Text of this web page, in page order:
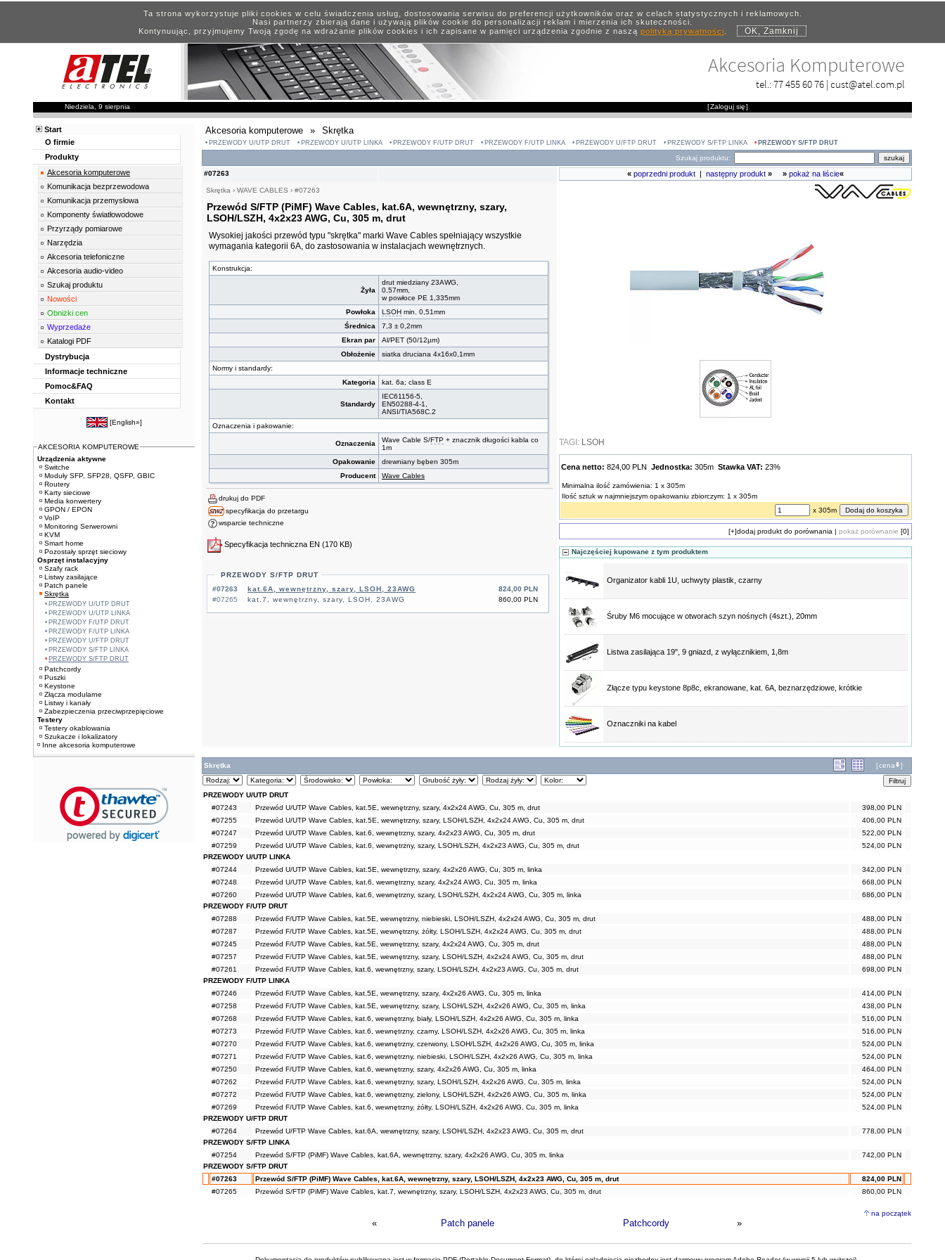
Ta strona wykorzystuje pliki cookies w celu świadczenia usług, dostosowania serwisu do preferencji użytkowników oraz w celach statystycznych i reklamowych.
Nasi partnerzy zbierają dane i używają plików cookie do personalizacji reklam i mierzenia ich skuteczności.
Kontynuując, przyjmujemy Twoją zgodę na wdrażanie plików cookies i ich zapisane w pamięci urządzenia zgodnie z naszą polityką prywatności. OK, Zamknij
Akcesoria Komputerowe
tel.:77 455 60 76 | cust@atel.com.pl
Niedziela, 9 sierpnia [Zaloguj się]
Akcesoria komputerowe » Skrętka
PRZEWODY U/UTP DRUT PRZEWODY U/UTP LINKA PRZEWODY F/UTP DRUT PRZEWODY F/UTP LINKA PRZEWODY U/FTP DRUT PRZEWODY S/FTP LINKA PRZEWODY S/FTP DRUT
Szukaj produktu:
#07263
Skrętka › WAVE CABLES › #07263
Przewód S/FTP (PiMF) Wave Cables, kat.6A, wewnętrzny, szary,
LSOH/LSZH, 4x2x23 AWG, Cu, 305 m, drut
Wysokiej jakości przewód typu "skrętka" marki Wave Cables spełniający wszystkie
wymagania kategorii 6A, do zastosowania w instalacjach wewnętrznych.
Konstrukcja:
Żyła
drut miedziany 23AWG,
0,57mm,
w powłoce PE 1,335mm
Powłoka
LSOH min. 0,51mm
Średnica
7,3 ± 0,2mm
Ekran par
Al/PET (50/12µm)
Obłożenie
siatka druciana 4x16x0,1mm
Normy i standardy:
Kategoria
kat. 6a; class E
Standardy
IEC61156-5,
EN50288-4-1,
ANSI/TIA568C.2
Oznaczenia i pakowanie:
Oznaczenia Wave Cable S/FTP + znacznik długości kabla co
1m
Opakowanie
drewniany bęben 305m
Producent
Wave Cables
drukuj do PDF
specyfikacja do przetargu
wsparcie techniczne
Specyfikacja techniczna EN (170 KB)
PRZEWODY S/FTP DRUT
#07263
824,00 PLN
kat.6A, wewnętrzny, szary, LSOH, 23AWG
#07265
860,00 PLN
kat.7, wewnętrzny, szary, LSOH, 23AWG
« poprzedni produkt następny produkt » » pokaż na liście«
TAGI: LSOH
Cena netto: 824,00 PLN Jednostka: 305m Stawka VAT: 23%
Minimalna ilość zamówienia: 1 x 305m
Ilość sztuk w najmniejszym opakowaniu zbiorczym: 1 x 305m
x 305m
[+]dodaj produkt do porównania | pokaż porównanie [0]
Najczęściej kupowane z tym produktem
Organizator kabli 1U, uchwyty plastik, czarny
Śruby M6 mocujące w otworach szyn nośnych (4szt.), 20mm
Listwa zasilająca 19", 9 gniazd, z wyłącznikiem, 1,8m
Złącze typu keystone 8p8c, ekranowane, kat. 6A, beznarzędziowe, krótkie
Oznaczniki na kabel
Skrętka [cena ]
PRZEWODY U/UTP DRUT
#07243
Przewód U/UTP Wave Cables, kat.5E, wewnętrzny, szary, 4x2x24 AWG, Cu, 305 m, drut
398,00 PLN
#07255
Przewód U/UTP Wave Cables, kat.5E, wewnętrzny, szary, LSOH/LSZH, 4x2x24 AWG, Cu, 305 m, drut
406,00 PLN
#07247
Przewód U/UTP Wave Cables, kat.6, wewnętrzny, szary, 4x2x23 AWG, Cu, 305 m, drut
522,00 PLN
#07259
Przewód U/UTP Wave Cables, kat.6, wewnętrzny, szary, LSOH/LSZH, 4x2x23 AWG, Cu, 305 m, drut
524,00 PLN
PRZEWODY U/UTP LINKA
#07244
Przewód U/UTP Wave Cables, kat.5E, wewnętrzny, szary, 4x2x26 AWG, Cu, 305 m, linka
342,00 PLN
#07248
Przewód U/UTP Wave Cables, kat.6, wewnętrzny, szary, 4x2x24 AWG, Cu, 305 m, linka
668,00 PLN
#07260
Przewód U/UTP Wave Cables, kat.6, wewnętrzny, szary, LSOH/LSZH, 4x2x24 AWG, Cu, 305 m, linka
686,00 PLN
PRZEWODY F/UTP DRUT
#07288
Przewód F/UTP Wave Cables, kat.5E, wewnętrzny, niebieski, LSOH/LSZH, 4x2x24 AWG, Cu, 305 m, drut
488,00 PLN
#07287
Przewód F/UTP Wave Cables, kat.5E, wewnętrzny, żółty, LSOH/LSZH, 4x2x24 AWG, Cu, 305 m, drut
488,00 PLN
#07245
Przewód F/UTP Wave Cables, kat.5E, wewnętrzny, szary, 4x2x24 AWG, Cu, 305 m, drut
488,00 PLN
#07257
Przewód F/UTP Wave Cables, kat.5E, wewnętrzny, szary, LSOH/LSZH, 4x2x24 AWG, Cu, 305 m, drut
488,00 PLN
#07261
Przewód F/UTP Wave Cables, kat.6, wewnętrzny, szary, LSOH/LSZH, 4x2x23 AWG, Cu, 305 m, drut
698,00 PLN
PRZEWODY F/UTP LINKA
#07246
Przewód F/UTP Wave Cables, kat.5E, wewnętrzny, szary, 4x2x26 AWG, Cu, 305 m, linka
414,00 PLN
#07258
Przewód F/UTP Wave Cables, kat.5E, wewnętrzny, szary, LSOH/LSZH, 4x2x26 AWG, Cu, 305 m, linka
438,00 PLN
#07268
Przewód F/UTP Wave Cables, kat.6, wewnętrzny, biały, LSOH/LSZH, 4x2x26 AWG, Cu, 305 m, linka
516,00 PLN
#07273
Przewód F/UTP Wave Cables, kat.6, wewnętrzny, czarny, LSOH/LSZH, 4x2x26 AWG, Cu, 305 m, linka
516,00 PLN
#07270
Przewód F/UTP Wave Cables, kat.6, wewnętrzny, czerwony, LSOH/LSZH, 4x2x26 AWG, Cu, 305 m, linka
524,00 PLN
#07271
Przewód F/UTP Wave Cables, kat.6, wewnętrzny, niebieski, LSOH/LSZH, 4x2x26 AWG, Cu, 305 m, linka
524,00 PLN
#07250
Przewód F/UTP Wave Cables, kat.6, wewnętrzny, szary, 4x2x26 AWG, Cu, 305 m, linka
464,00 PLN
#07262
Przewód F/UTP Wave Cables, kat.6, wewnętrzny, szary, LSOH/LSZH, 4x2x26 AWG, Cu, 305 m, linka
524,00 PLN
#07272
Przewód F/UTP Wave Cables, kat.6, wewnętrzny, zielony, LSOH/LSZH, 4x2x26 AWG, Cu, 305 m, linka
524,00 PLN
#07269
Przewód F/UTP Wave Cables, kat.6, wewnętrzny, żółty, LSOH/LSZH, 4x2x26 AWG, Cu, 305 m, linka
524,00 PLN
PRZEWODY U/FTP DRUT
#07264
Przewód U/FTP Wave Cables, kat.6A, wewnętrzny, szary, LSOH/LSZH, 4x2x23 AWG, Cu, 305 m, drut
778,00 PLN
PRZEWODY S/FTP LINKA
#07254
Przewód S/FTP (PiMF) Wave Cables, kat.6A, wewnętrzny, szary, 4x2x26 AWG, Cu, 305 m, linka
742,00 PLN
PRZEWODY S/FTP DRUT
#07263
Przewód S/FTP (PiMF) Wave Cables, kat.6A, wewnętrzny, szary, LSOH/LSZH, 4x2x23 AWG, Cu, 305 m, drut
824,00 PLN
#07265
Przewód S/FTP (PiMF) Wave Cables, kat.7, wewnętrzny, szary, LSOH/LSZH, 4x2x23 AWG, Cu, 305 m, drut 860,00 PLN
na początek
« Patch panele Patchcordy »
Start
O firmie
Produkty
Akcesoria komputerowe
Komunikacja bezprzewodowa
Komunikacja przemysłowa
Komponenty światłowodowe
Przyrządy pomiarowe
Narzędzia
Akcesoria telefoniczne
Akcesoria audio-video
Szukaj produktu
Nowości
Obniżki cen
Wyprzedaże
Katalogi PDF
Dystrybucja
Informacje techniczne
Pomoc&FAQ
Kontakt
[English»]
AKCESORIA KOMPUTEROWE
Urządzenia aktywne
Switche
Moduły SFP, SFP28, QSFP, GBIC
Routery
Karty sieciowe
Media konwertery
GPON / EPON
VoIP
Monitoring Serwerowni
KVM
Smart home
Pozostały sprzęt sieciowy
Osprzęt instalacyjny
Szafy rack
Listwy zasilające
Patch panele
Skrętka
PRZEWODY U/UTP DRUT
PRZEWODY U/UTP LINKA
PRZEWODY F/UTP DRUT
PRZEWODY F/UTP LINKA
PRZEWODY U/FTP DRUT
PRZEWODY S/FTP LINKA
PRZEWODY S/FTP DRUT
Patchcordy
Puszki
Keystone
Złącza modularne
Listwy i kanały
Zabezpieczenia przeciwprzepięciowe
Testery
Testery okablowania
Szukacze i lokalizatory
Inne akcesoria komputerowe